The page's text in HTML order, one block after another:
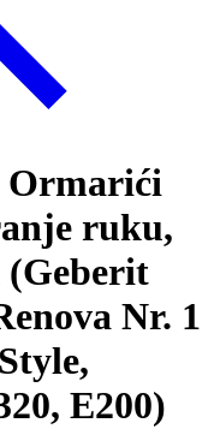
Ormarići
ruku,
(Geberit
Nr. 1
E200)